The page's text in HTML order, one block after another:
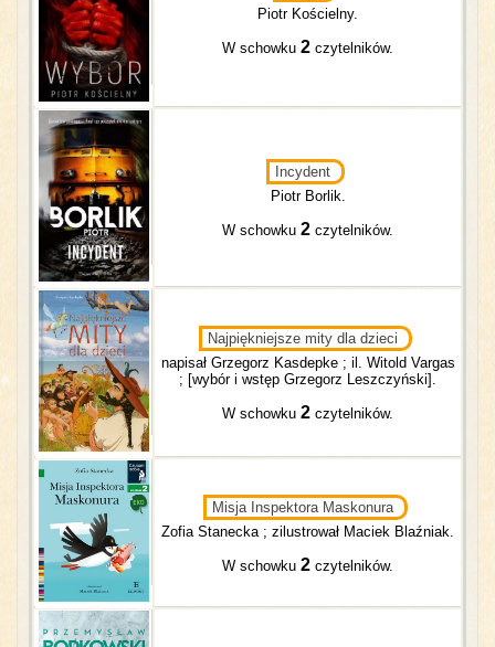
Piotr Kościelny.
W schowku 2 czytelników.
Incydent
Piotr Borlik.
W schowku 2 czytelników.
Najpiękniejsze mity dla dzieci
napisał Grzegorz Kasdepke ; il. Witold Vargas
; [wybór i wstęp Grzegorz Leszczyński].
W schowku 2 czytelników.
Misja Inspektora Maskonura
Zofia Stanecka ; zilustrował Maciek Blaźniak.
W schowku 2 czytelników.